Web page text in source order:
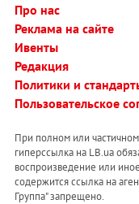
Про нас
Реклама на сайте
Ивенты
Редакция
Политики и
Пользовательское
При полном или
гиперссылка на LB.ua
воспроизведение или
содержится ссылка на
Группа" запрещено.